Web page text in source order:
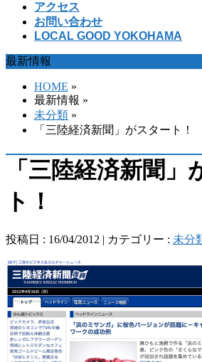
アクセス
お問い合わせ
LOCAL GOOD YOKOHAMA
最新情報
HOME »
最新情報 »
未分類 »
「三陸経済新聞」がスタート！
「三陸経済新聞」
ト！
投稿日 : 16/04/2012 | カテゴリー : 未分